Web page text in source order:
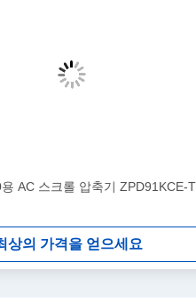
AC 스크롤 압축기 ZPD91KCE-
상의 가격을 얻으세요